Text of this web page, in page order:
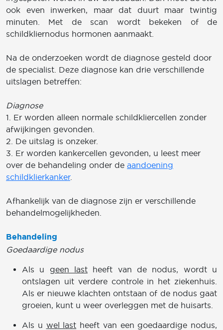
ook even inwerken, maar dat duurt maar twintig
minuten. Met de scan wordt bekeken of de
schildkliernodus hormonen aanmaakt.
Na de onderzoeken wordt de diagnose gesteld door
de specialist. Deze diagnose kan drie verschillende
uitslagen betreffen:
Diagnose
1. Er worden alleen normale schildkliercellen zonder
afwijkingen gevonden.
2. De uitslag is onzeker.
3. Er worden kankercellen gevonden, u leest meer
over de behandeling onder de aandoening
schildklierkanker.
Afhankelijk van de diagnose zijn er verschillende
behandelmogelijkheden.
Behandeling
Goedaardige nodus
Als u geen last heeft van de nodus, wordt u
ontslagen uit verdere controle in het ziekenhuis.
Als er nieuwe klachten ontstaan of de nodus gaat
groeien, kunt u weer overleggen met de huisarts.
Als u wel last heeft van een goedaardige nodus,